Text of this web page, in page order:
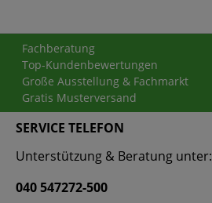
Fachberatung
Top-Kundenbewertungen
Große Ausstellung & Fachmarkt
Gratis Musterversand
SERVICE TELEFON
Unterstützung & Beratung unter:
040 547272-500